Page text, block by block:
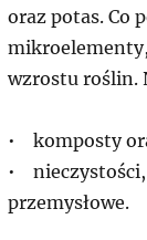
oraz potas. Co
wzrostu roślin.
• komposty
• nieczystości,
przemysłowe.